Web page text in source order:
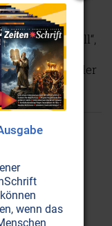
zu verhalten
sich geben.
„Flüssigkristall“,
oder
wenn das